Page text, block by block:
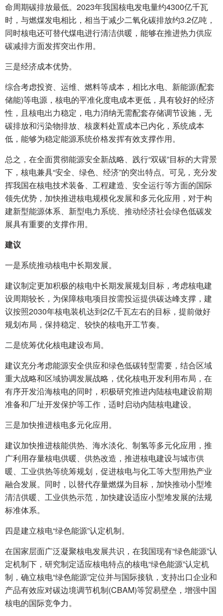
命周期碳排放最低。2023年我国核电发电量约4300亿千瓦
时，与燃煤发电相比，相当于减少二氧化碳排放约3.2亿吨，
同时核电还可替代煤电进行清洁供暖，能够在推进热力供应
碳减排方面发挥突出作用。
三是经济成本优势。
综合考虑投资、运维、燃料等成本，相比水电、新能源(配套
储能)等电源，核电的平准化度电成本更低，具有较好的经济
性，且核电出力稳定，电力消纳无需配套存储调节设施，无
碳排放和污染物排放、核废料处置成本已内化，系统成本
低，能够为稳定能源系统价格发挥有效支撑作用。
总之，在全面贯彻能源安全新战略、践行“双碳”目标的大背景
下，核电兼具“安全、绿色、经济”的突出特点。可见，充分发
挥我国在核电技术装备、工程建造、安全运行等方面的国际
领先优势，加快推进核电规模化发展和多元化应用，对于构
建新型能源体系、新型电力系统、推动经济社会绿色低碳发
展具有重要的支撑作用。
建议
一是系统推动核电中长期发展。
建议制定更加积极的核电中长期发展规划目标，考虑核电建
设周期较长，为保障核电项目按需投运提供碳达峰支撑，建
议按照2030年核电装机达到2亿千瓦左右的目标，提前做好
规划布局，保持稳定、较快的核电开工节奏。
二是统筹优化核电建设布局。
建议充分考虑能源安全供应和绿色低碳转型需要，结合区域
重大战略和区域协调发展战略，优化核电开发利用布局，在
有序开发沿海核电的同时，积极研究推进内陆核电建设前期
准备和厂址开发保护等工作，适时启动内陆核电建设。
三是加快推进核电多元化应用。
建议加快推进核能供热、海水淡化、制氢等多元化应用，推
广利用存量核电供暖、供热改造，推进核电建设与城市供
暖、工业供热等统筹规划，促进核电与化工等大型用热产业
融合发展。同时，以替代存量燃煤为目标，加快推动小型堆
清洁供暖、工业供热示范，加快建设适应小型堆发展的法规
标准体系。
四是建立核电“绿色能源”认定机制。
在国家层面广泛凝聚核电发展共识，在我国现有“绿色能源”认
定机制下，研究制定适应核电特点的核电“绿色能源”认定机
制，确立核电“绿色能源”定位并与国际接轨，支持出口企业和
产品有效应对碳边境调节机制(CBAM)等贸易壁垒，增强中国
核电的国际竞争力。